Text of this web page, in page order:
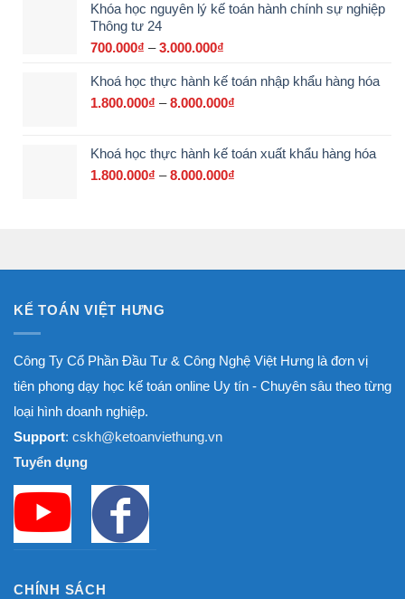
từ
Khóa học nguyên lý kế toán hành chính sự nghiệp
Thông tư 24
700.000₫ – 3.000.000₫
từ
700.000₫
Khoá học thực hành kế toán nhập khẩu hàng hóa
1.800.000₫ – 8.000.000₫
1.800.000₫
Khoá học thực hành kế toán xuất khẩu hàng hóa
1.800.000₫ – 8.000.000₫
KẾ TOÁN VIỆT HƯNG
Công Ty Cổ Phần Đầu Tư & Công Nghệ Việt Hưng là đơn vị
tiên phong dạy học kế toán online Uy tín - Chuyên sâu theo từng
loại hình doanh nghiệp.
Support: cskh@ketoanviethung.vn
Tuyển dụng
CHÍNH SÁCH